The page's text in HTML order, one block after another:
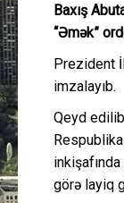
Baxış
“Əmək”
Prezident
imzalayıb.
Qeyd
görə layiq